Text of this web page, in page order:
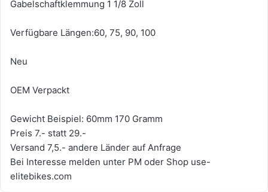
Gabelschaftklemmung 1 1/8 Zoll
Verfügbare Längen:60, 75, 90, 100
Neu
OEM Verpackt
Gewicht Beispiel: 60mm 170 Gramm
Preis 7.- statt 29.-
Versand 7,5.- andere Länder auf Anfrage
Bei Interesse melden unter PM oder Shop use-
elitebikes.com